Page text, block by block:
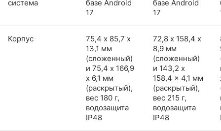
система
базе Android
17
базе Android
17
Корпус
75,4 х 85,7 х
13,1 мм
(сложенный)
и 75,4 x 166,9
x 6,1 мм
(раскрытый),
вес 180 г,
водозащита
IP48
72,8 х 158,4 х
8,9 мм
(сложенный)
и 143,2 x
158,4 x 4,1 мм
(раскрытый),
вес 215 г,
водозащита
IP48